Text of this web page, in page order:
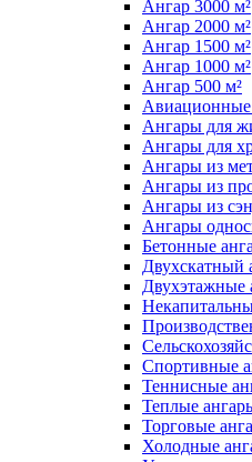
Ангар 3000 м²
Ангар 2000 м²
Ангар 1500 м²
Ангар 1000 м²
Ангар 500 м²
Ангары для
Ангары для
Ангары из
Ангары из
Ангары из
Ангары
Бетонные
Двухскатный
Двухэтажные
Спортивные
Теннисные
Теплые
Торговые
Холодные